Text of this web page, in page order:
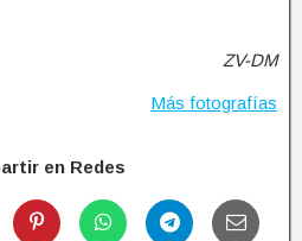
ZV-DM
Más fotografías
en Redes